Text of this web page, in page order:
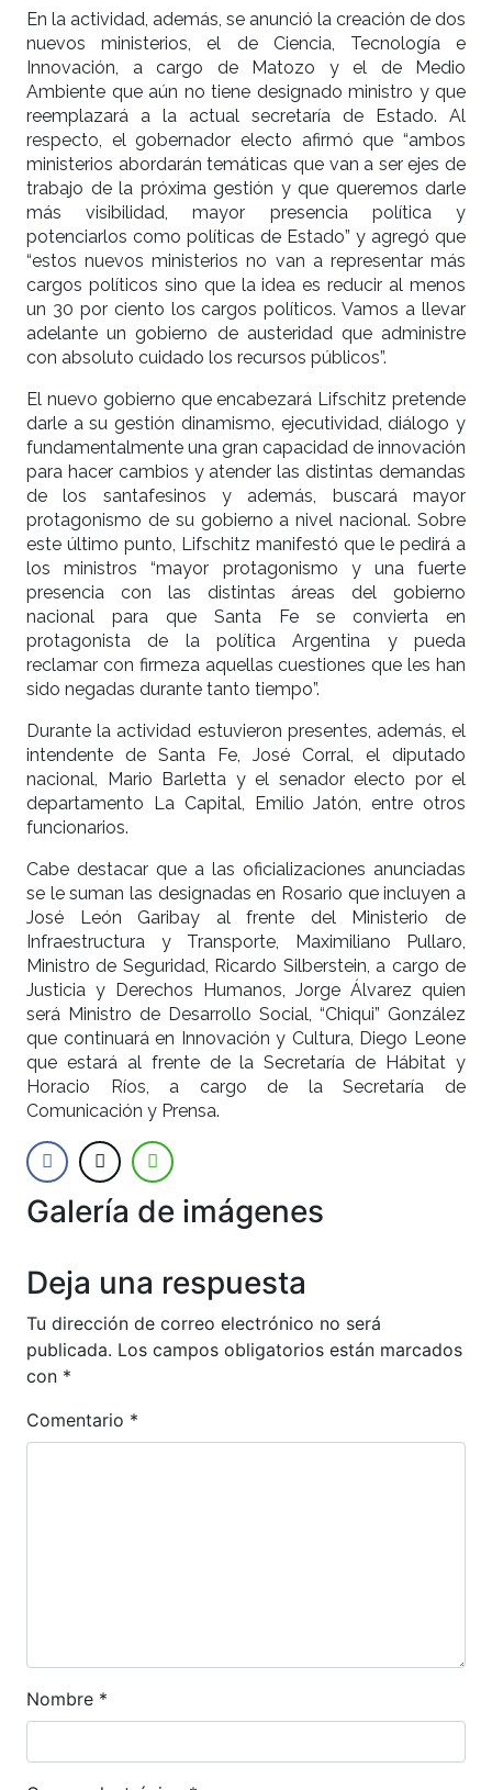
En la actividad, además, se anunció la creación de dos
nuevos ministerios, el de Ciencia, Tecnología e
Innovación, a cargo de Matozo y el de Medio
Ambiente que aún no tiene designado ministro y que
reemplazará a la actual secretaría de Estado. Al
respecto, el gobernador electo afirmó que “ambos
ministerios abordarán temáticas que van a ser ejes de
trabajo de la próxima gestión y que queremos darle
más visibilidad, mayor presencia política y
potenciarlos como políticas de Estado” y agregó que
“estos nuevos ministerios no van a representar más
cargos políticos sino que la idea es reducir al menos
un 30 por ciento los cargos políticos. Vamos a llevar
adelante un gobierno de austeridad que administre
con absoluto cuidado los recursos públicos”.
El nuevo gobierno que encabezará Lifschitz pretende
darle a su gestión dinamismo, ejecutividad, diálogo y
fundamentalmente una gran capacidad de innovación
para hacer cambios y atender las distintas demandas
de los santafesinos y además, buscará mayor
protagonismo de su gobierno a nivel nacional. Sobre
este último punto, Lifschitz manifestó que le pedirá a
los ministros “mayor protagonismo y una fuerte
presencia con las distintas áreas del gobierno
nacional para que Santa Fe se convierta en
protagonista de la política Argentina y pueda
reclamar con firmeza aquellas cuestiones que les han
sido negadas durante tanto tiempo”.
Durante la actividad estuvieron presentes, además, el
intendente de Santa Fe, José Corral, el diputado
nacional, Mario Barletta y el senador electo por el
departamento La Capital, Emilio Jatón, entre otros
funcionarios.
Cabe destacar que a las oficializaciones anunciadas
se le suman las designadas en Rosario que incluyen a
José León Garibay al frente del Ministerio de
Infraestructura y Transporte, Maximiliano Pullaro,
Ministro de Seguridad, Ricardo Silberstein, a cargo de
Justicia y Derechos Humanos, Jorge Álvarez quien
será Ministro de Desarrollo Social, “Chiqui” González
que continuará en Innovación y Cultura, Diego Leone
que estará al frente de la Secretaría de Hábitat y
Horacio Ríos, a cargo de la Secretaría de
Comunicación y Prensa.
Galería de imágenes
Deja una respuesta
Tu dirección de correo electrónico no será
publicada. Los campos obligatorios están marcados
con *
Comentario *
Nombre *